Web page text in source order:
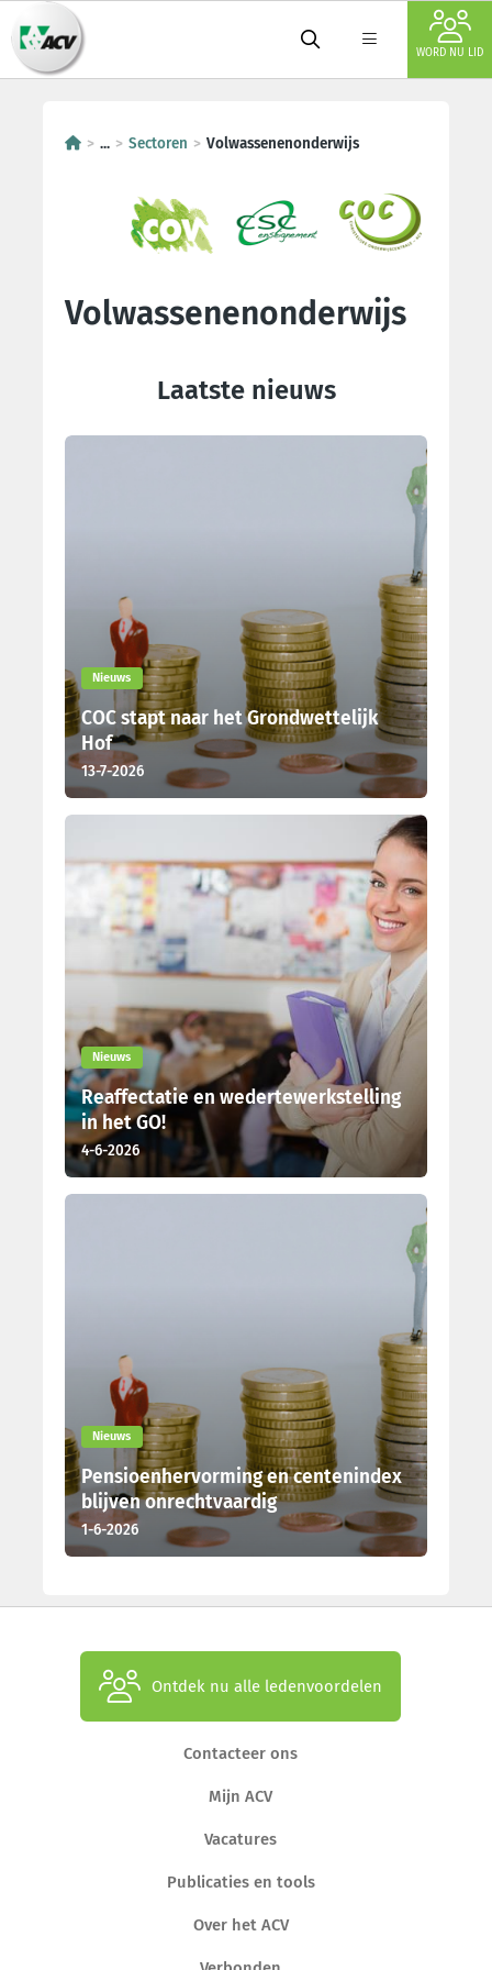
WORD NU LID
... Sectoren Volwassenenonderwijs
Volwassenenonderwijs
Laatste nieuws
Nieuws
COC stapt naar het Grondwettelijk
Hof
13-7-2026
Nieuws
Reaffectatie en wedertewerkstelling
in het GO!
4-6-2026
Nieuws
Pensioenhervorming en centenindex
blijven onrechtvaardig
1-6-2026
Ontdek nu alle ledenvoordelen
Contacteer ons
Mijn ACV
Vacatures
Publicaties en tools
Over het ACV